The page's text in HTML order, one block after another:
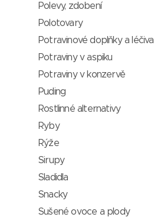
Polevy, zdobení
Polotovary
Potravinové doplňky a léčiva
Potraviny v aspiku
Potraviny v konzervě
Puding
Rostlinné alternativy
Ryby
Rýže
Sirupy
Sladidla
Snacky
Sušené ovoce a plody